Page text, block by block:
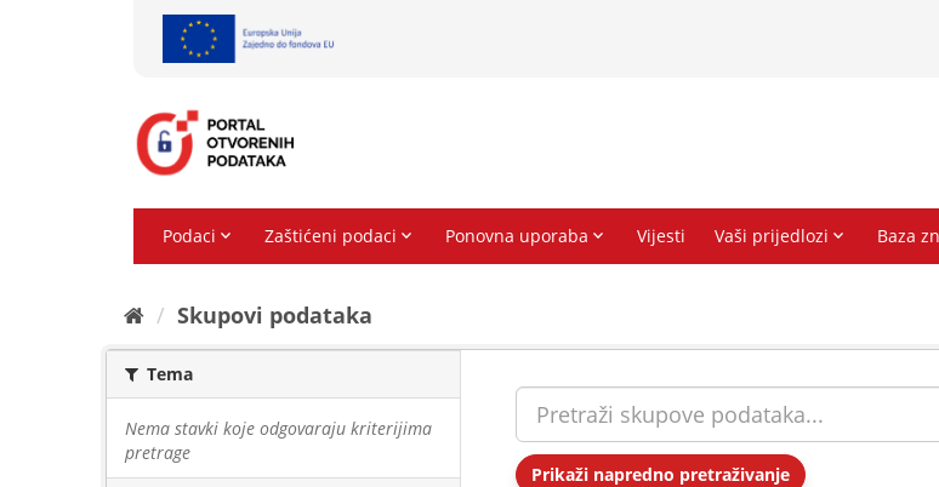
Skupovi podаtаkа
Tema
Nema stavki koje odgovaraju kriterijima
pretrage
Prikaži napredno pretraživanje